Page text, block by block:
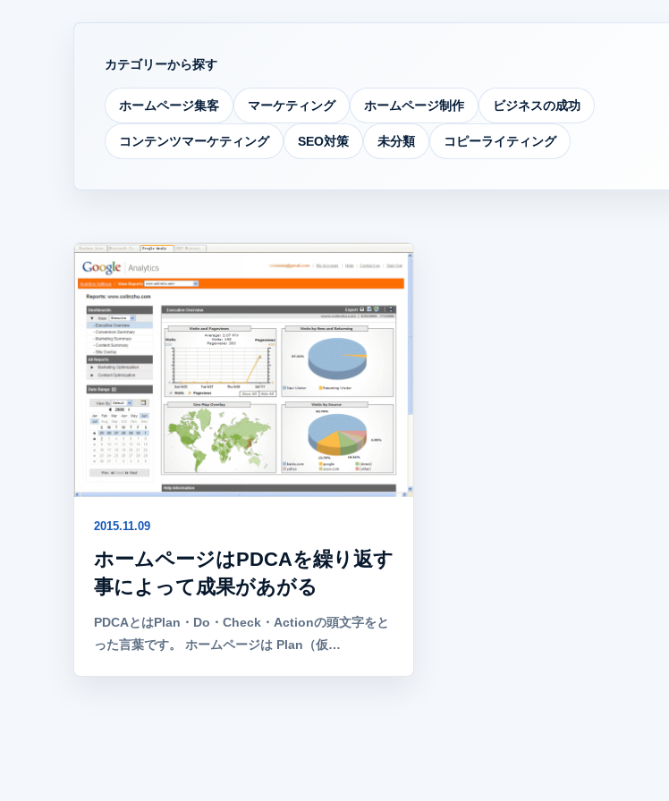
カテゴリーから探す
ホームページ集客 マーケティング ホームページ制作 ビジネスの成功
コンテンツマーケティング SEO対策 未分類 コピーライティング
2015.11.09
ホームページはPDCAを繰り返す
事によって成果があがる
PDCAとはPlan・Do・Check・Actionの頭文字をと
った言葉です。 ホームページは Plan（仮…